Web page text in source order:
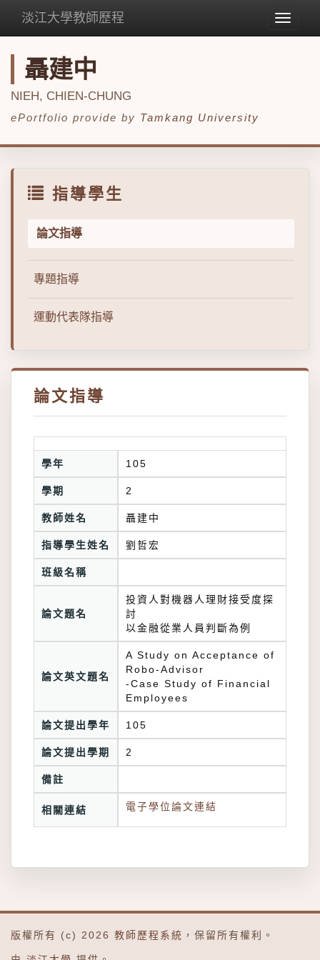
Toggle
淡江大學教師歷程
聶建中
NIEH, CHIEN-CHUNG
ePortfolio provide by Tamkang University
指導學生
論文指導
專題指導
運動代表隊指導
論文指導
學年 105
學期 2
教師姓名 聶建中
指導學生姓名 劉哲宏
班級名稱
論文題名
投資人對機器人理財接受度探
討
以金融從業人員判斷為例
論文英文題名
A Study on Acceptance of
Robo-Advisor
-Case Study of Financial
Employees
論文提出學年 105
論文提出學期 2
備註
相關連結 電子學位論文連結
版權所有 (c) 2026 教師歷程系統 ，保留所有權利。